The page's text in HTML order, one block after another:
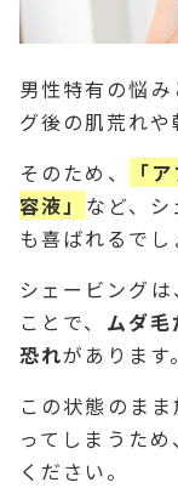
男性特有の悩
グ後の肌荒れや
そのため、
「
容液」 など、
も喜ばれるでし
シェービング
ことで、 ムダ
恐れがあります。
この状態のま
ってしまうた
ください。